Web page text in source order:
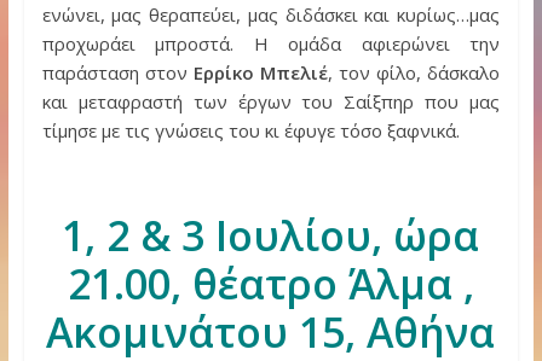
ενώνει, μας θεραπεύει, μας διδάσκει και κυρίως…μας
προχωράει μπροστά. Η ομάδα αφιερώνει την
παράσταση στον Ερρίκο Μπελιέ, τον φίλο, δάσκαλο
και μεταφραστή των έργων του Σαίξπηρ που μας
τίμησε με τις γνώσεις του κι έφυγε τόσο ξαφνικά.
1, 2 & 3 Ιουλίου, ώρα
21.00, θέατρο Άλμα ,
Ακομινάτου 15, Αθήνα